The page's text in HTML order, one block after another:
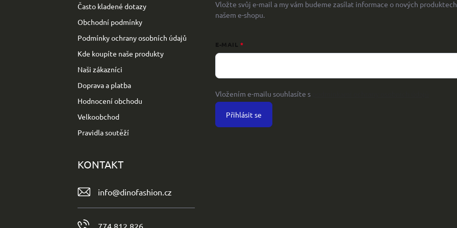
Často kladené dotazy
Obchodní podmínky
Podmínky ochrany osobních údajů
Kde koupíte naše produkty
Naši zákazníci
Doprava a platba
Hodnocení obchodu
Velkoobchod
Pravidla soutěží
Vložte svůj e-mail a my vám budeme zasílat informace o nových
našem e-shopu.
E-MAIL
Vložením e-mailu souhlasíte s
Přihlásit se
KONTAKT
info@dinofashion.cz
774 812 826